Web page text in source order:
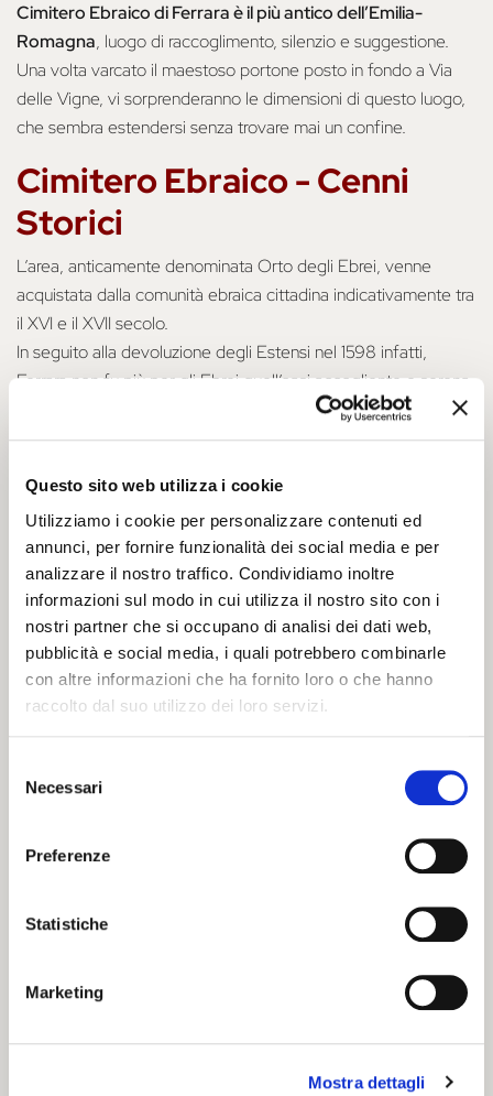
Questo sito web utilizza i cookie
Utilizziamo i cookie per personalizzare contenuti ed
annunci, per fornire funzionalità dei social media e per
analizzare il nostro traffico. Condividiamo inoltre
informazioni sul modo in cui utilizza il nostro sito con i
nostri partner che si occupano di analisi dei dati web,
pubblicità e social media, i quali potrebbero combinarle
con altre informazioni che ha fornito loro o che hanno
raccolto dal suo utilizzo dei loro servizi.
delNecessari
Preferenze
Statistiche
Marketing
Mostra dettagli
Cimitero Ebraico di Ferrara è il più antico dell’Emilia-
Romagna, luogo di raccoglimento, silenzio e suggestione.
Una volta varcato il maestoso portone posto in fondo a Via
delle Vigne, vi sorprenderanno le dimensioni di questo luogo,
che sembra estendersi senza trovare mai un confine.
Cimitero Ebraico - Cenni
Storici
L’area, anticamente denominata Orto degli Ebrei, venne
acquistata dalla comunità ebraica cittadina indicativamente tra
il XVI e il XVII secolo.
In seguito alla devoluzione degli Estensi nel 1598 infatti,
Ferrara non fu più per gli Ebrei quell’oasi accogliente e serena
che era stata nei secoli precedenti. Nuove regole e restrizioni
furono imposte dal regno pontificio salito al potere, tra cui la
Nel corso dei quasi quattro secoli trascorsi dalla fondazione, il
cimitero è stato più volte ampliato, fino all’ultimo intervento
del 1911, nel corso del quale fu costruito il monumentale
ingresso in granito su progetto dell’architetto Ciro Contini.
Giorgio Bassani, celebre scrittore ferrarese morto nel 2000,
riposa nel verde giardino del Cimitero Ebraico di Ferrara. A
ricordarlo, un monumento funebre realizzato nel 2003 dallo
scultore Arnaldo Pomodoro e dall’architetto Piero Sartogo.